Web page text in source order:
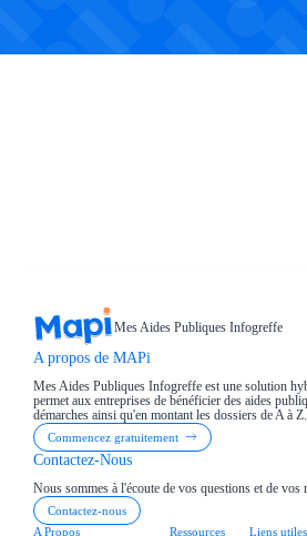
Mes Aides Publiques Infogreffe
A propos de MAPi
Mes Aides Publiques Infogreffe est une solution
permet aux entreprises de bénéficier des aides
démarches ainsi qu'en montant les dossiers de A à Z.
Commencez gratuitement
Contactez-Nous
Nous sommes à l'écoute de vos questions et de vos
Contactez-nous
A Propos
Ressources Liens utiles